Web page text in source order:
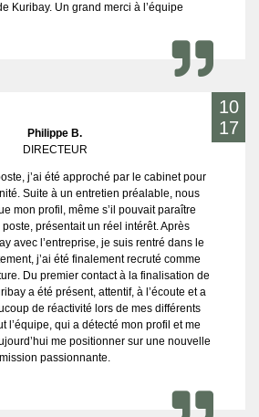
Kuribay. Un grand merci à l’équipe
10
17
Philippe B.
DIRECTEUR
j’ai été approché par le cabinet pour
Suite à un entretien préalable, nous
mon profil, même s’il pouvait paraître
présentait un réel intérêt. Après
avec l’entreprise, je suis rentré dans le
j’ai été finalement recruté comme
Du premier contact à la finalisation de
a été présent, attentif, à l’écoute et a
de réactivité lors de mes différents
l’équipe, qui a détecté mon profil et me
me positionner sur une nouvelle
mission passionnante.